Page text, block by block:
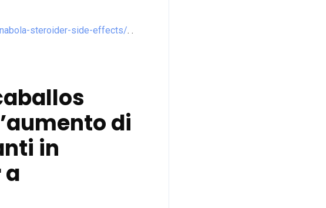
steroider-side-effects/. .
di
in